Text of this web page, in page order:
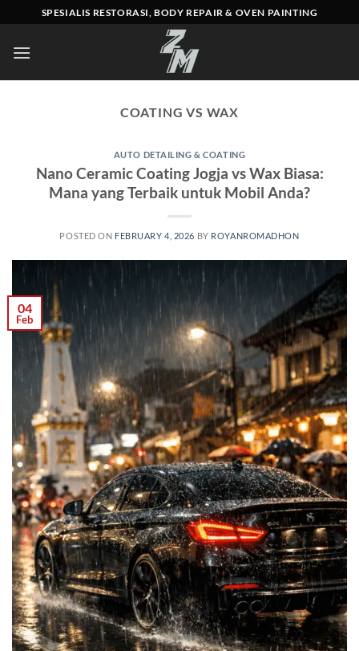
to
content
SPESIALIS RESTORASI, BODY REPAIR & OVEN PAINTING
COATING VS WAX
AUTO DETAILING & COATING
Nano Ceramic Coating Jogja vs Wax Biasa:
Mana yang Terbaik untuk Mobil Anda?
POSTED ON FEBRUARY 4, 2026 BY ROYANROMADHON
04
Feb